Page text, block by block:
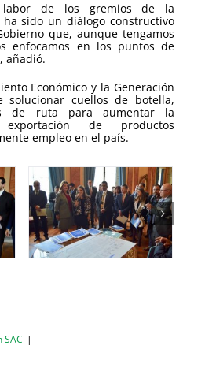
labor de los gremios de la
sido un diálogo constructivo
que, aunque tengamos
enfocamos en los puntos de
añadió.
Económico y la Generación
solucionar cuellos de botella,
de ruta para aumentar la
de productos
empleo en el país.
SAC |